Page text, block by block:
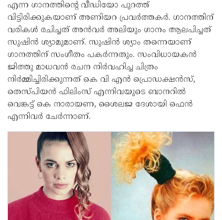
എന്ന ഗാനത്തിൻ്റെ വീഡിയോ പുറത്ത്
വിട്ടിരിക്കുകയാണ് അണിയറ പ്രവർത്തകർ. ഗാനത്തിന്
വരികൾ രചിച്ചത് അൻവർ അലിയും ഗാനം ആലപിച്ചത്
സുഷിൻ ശ്യാമുമാണ്. സുഷിൻ ശ്യാം തന്നെയാണ്
ഗാനത്തിന് സംഗീതം പകർന്നതും. സംവിധായകൻ
ജിത്തു മാധവൻ രചന നിർവഹിച്ച ചിത്രം
നിർമ്മിച്ചിരിക്കുന്നത് കെ വി എൻ പ്രൊഡക്ഷൻസ്,
തെസ്പിയൻ ഫിലിംസ് എന്നിവയുടെ ബാനറിൽ
വെങ്കട്ട് കെ നാരായണ, ശൈലജ ദേശായി ഫെൻ
എന്നിവർ ചേർന്നാണ്.